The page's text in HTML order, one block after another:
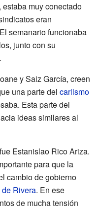
muy conectado
eran
semanario funcionaba
junto con su
.
y Saiz García, creen
una parte del carlismo
Esta parte del
ideas similares al
fue Estanislao Rico Ariza.
para que la
cambio de gobierno
Rivera. En ese
de mucha tensión